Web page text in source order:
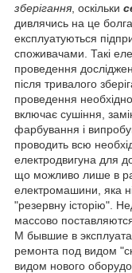
зберігання , оскільки
дивлячись на це
експлуатуються
споживачами. Такі
проведення
після тривалого
проведення
включає сушіння,
фарбування і
проводить всю
електродвигуна для
що можливо лише в
електромашини, яка
"резервну історію".
массово
М бывшие в
ремонта под видом
видом нового